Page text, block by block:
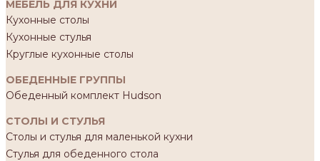
МЕБЕЛЬ ДЛЯ КУХНИ
Кухонные столы
Кухонные стулья
Круглые кухонные столы
ОБЕДЕННЫЕ ГРУППЫ
Обеденный комплект Hudson
СТОЛЫ И СТУЛЬЯ
Столы и стулья для маленькой кухни
Стулья для обеденного стола